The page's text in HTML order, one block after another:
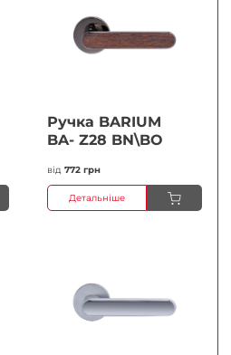
Ручка BARIUM
BA- Z28 BN\BO
від 772 грн
Детальніше